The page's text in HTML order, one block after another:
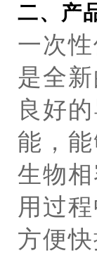
二、产
一次
是全
良好
能，
生物
用过
方便